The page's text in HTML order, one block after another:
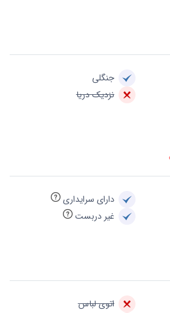
جنگلی
نزدیک دریا
دارای سرایداری
غیر دربست
اتوی لباس